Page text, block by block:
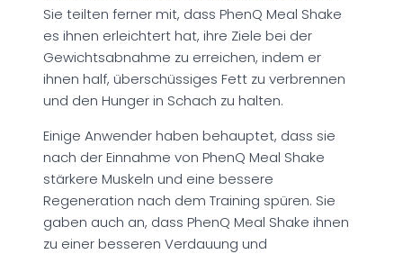
Sie teilten ferner mit, dass PhenQ Meal Shake
es ihnen erleichtert hat, ihre Ziele bei der
Gewichtsabnahme zu erreichen, indem er
ihnen half, überschüssiges Fett zu verbrennen
und den Hunger in Schach zu halten.
Einige Anwender haben behauptet, dass sie
nach der Einnahme von PhenQ Meal Shake
stärkere Muskeln und eine bessere
Regeneration nach dem Training spüren. Sie
gaben auch an, dass PhenQ Meal Shake ihnen
zu einer besseren Verdauung und